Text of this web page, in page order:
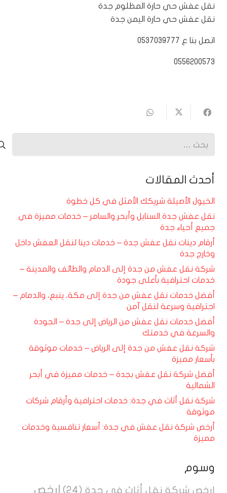
نقل عفش حي حارة المظلوم جدة
نقل عفش حي حارة اليمن جدة
اتصل بنا ع 0537039777
0556200573
البحث
أحدث المقالات
الخيول الأصيلة شريكك الأمثل في كل خطوة
نقل عفش جدة السنابل وأبحر والسامر – خدمات مميزة في
جميع أحياء جدة
أرقام دينات نقل عفش جدة – خدمات دينا لنقل العفش داخل
وخارج جدة
شركة نقل عفش من جدة إلى الدمام والطائف والمدينة –
خدمات احترافية بأعلى جودة
أفضل خدمات نقل عفش من جدة إلى مكة، ينبع، والدمام –
احترافية وسرعة لنقل آمن
أفضل خدمات نقل عفش من الرياض إلى جدة – الجودة
والسرعة في خدمتك
شركة نقل عفش من جدة إلى الرياض – خدمات موثوقة
بأسعار مميزة
أفضل شركة نقل عفش بجدة – خدمات مميزة في أبحر
الشمالية
شركة نقل أثاث في جدة: خدمات احترافية وأرقام شركات
موثوقة
أرخص شركة نقل عفش في جدة: أسعار تنافسية وخدمات
مميزة
وسوم
ارخص شركة نقل أثاث في جدة (24)
ارخص